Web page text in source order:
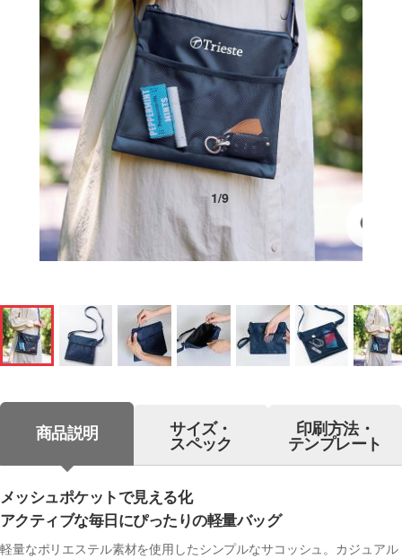
1/9
商品説明 サイズ・
スペック
印刷方法・
テンプレート
メッシュポケットで見える化
アクティブな毎日にぴったりの軽量バッグ
軽量なポリエステル素材を使用したシンプルなサコッシュ。カジュアル